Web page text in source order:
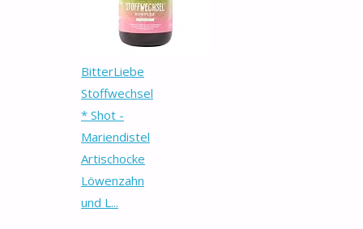
BitterLiebe
Stoffwechsel
* Shot -
Mariendistel
Artischocke
Löwenzahn
und L...